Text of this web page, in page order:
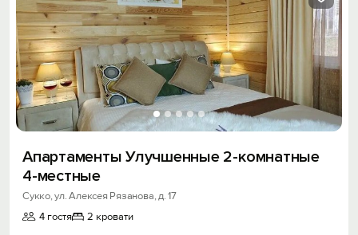
Апартаменты Улучшенные 2-комнатные
4-местные
Сукко, ул. Алексея Рязанова, д. 17
4 гостя
2 кровати